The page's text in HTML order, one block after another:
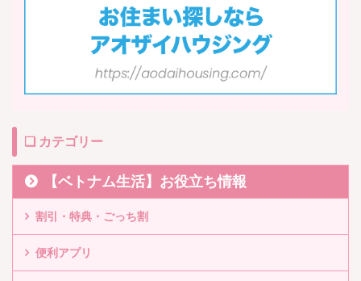
❏ カテゴリー
【ベトナム生活】お役立ち情報
割引・特典・ごっち割
便利アプリ